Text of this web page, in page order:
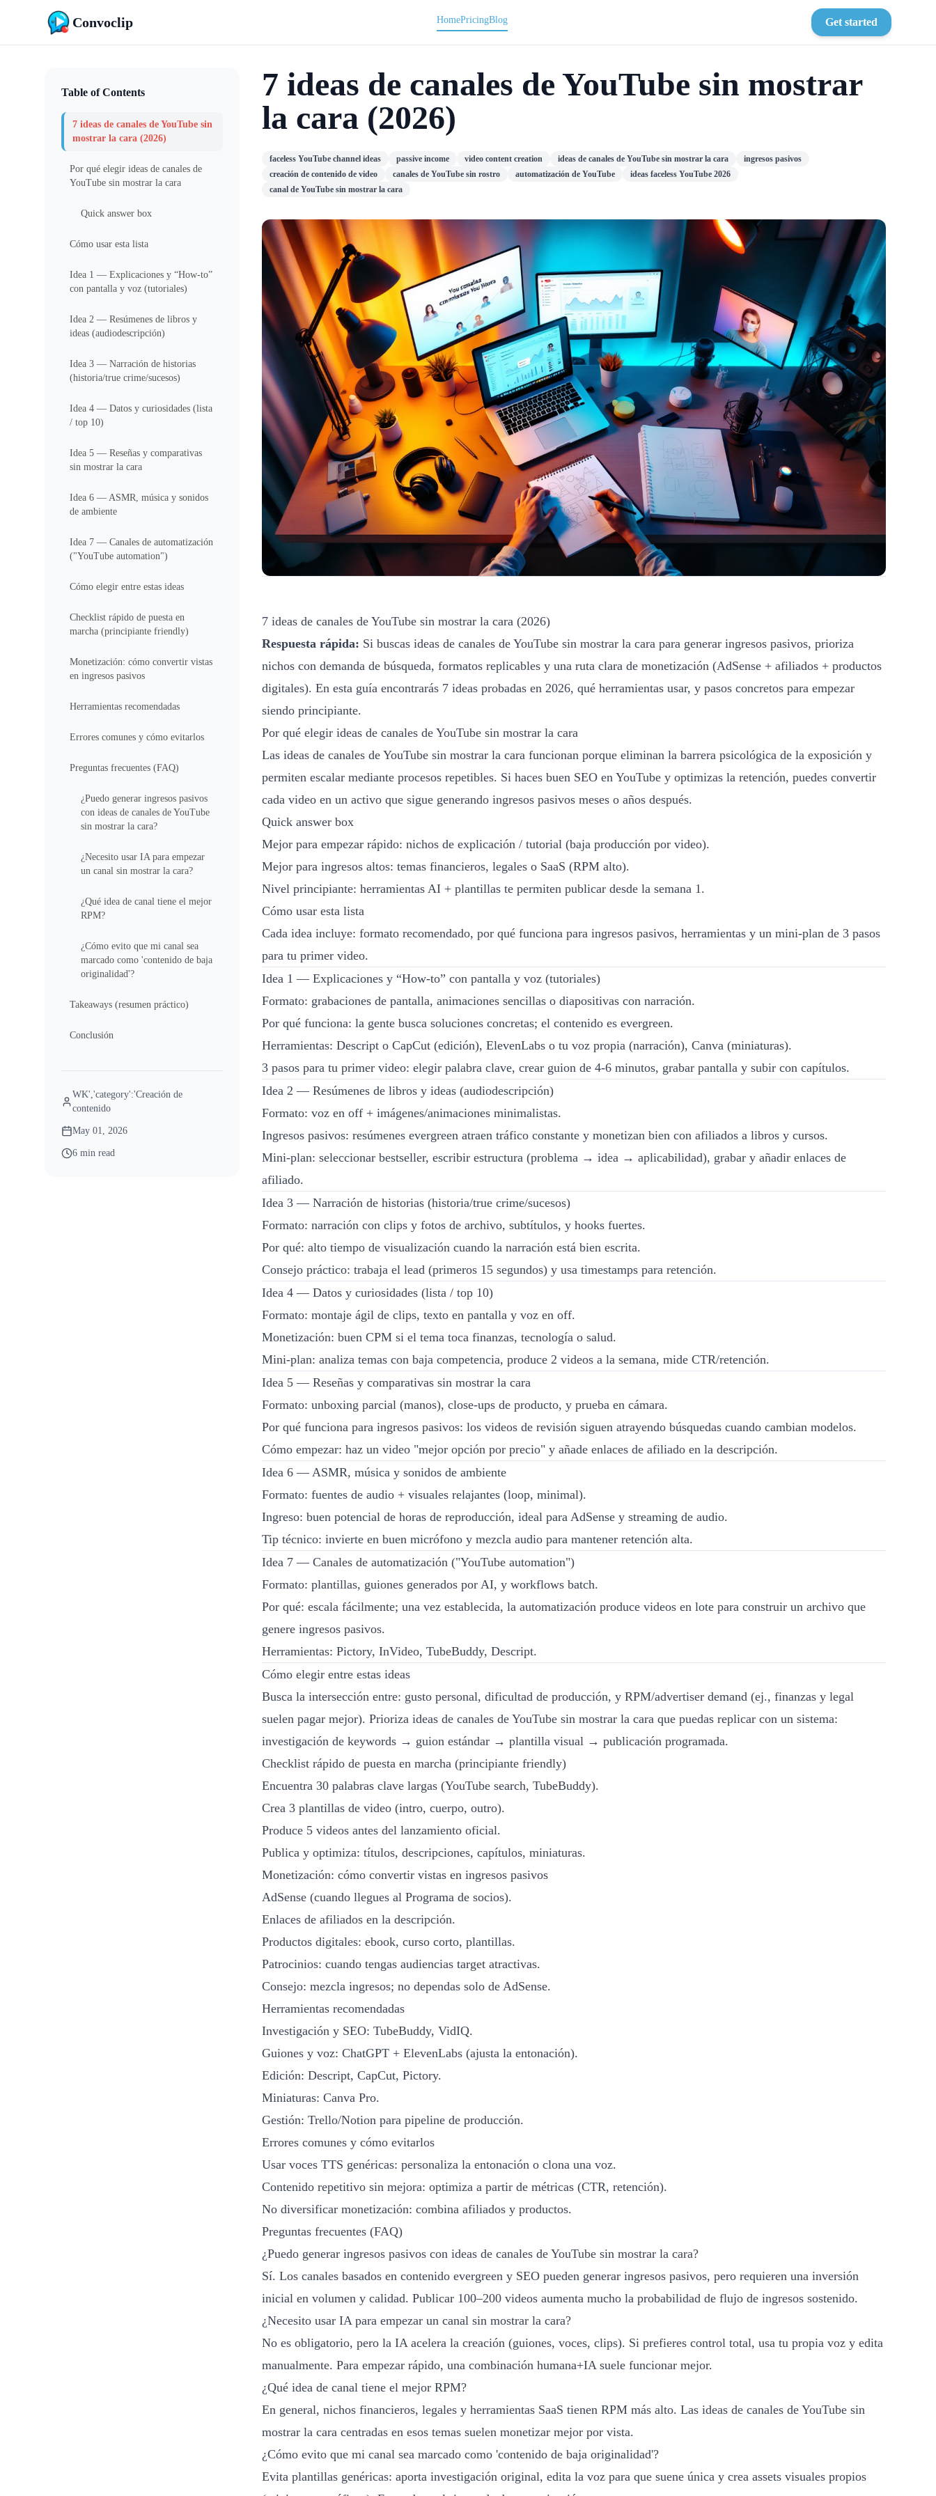
Convoclip HomePricingBlog Get started
Table of Contents
7 ideas de canales de YouTube sin
mostrar la cara (2026)
Por qué elegir ideas de canales de
YouTube sin mostrar la cara
Quick answer box
Cómo usar esta lista
Idea 1 — Explicaciones y “How-to”
con pantalla y voz (tutoriales)
Idea 2 — Resúmenes de libros y
ideas (audiodescripción)
Idea 3 — Narración de historias
(historia/true crime/sucesos)
Idea 4 — Datos y curiosidades (lista
/ top 10)
Idea 5 — Reseñas y comparativas
sin mostrar la cara
Idea 6 — ASMR, música y sonidos
de ambiente
Idea 7 — Canales de automatización
("YouTube automation")
Cómo elegir entre estas ideas
Checklist rápido de puesta en
marcha (principiante friendly)
Monetización: cómo convertir vistas
en ingresos pasivos
Herramientas recomendadas
Errores comunes y cómo evitarlos
Preguntas frecuentes (FAQ)
¿Puedo generar ingresos pasivos
con ideas de canales de YouTube
sin mostrar la cara?
¿Necesito usar IA para empezar
un canal sin mostrar la cara?
¿Qué idea de canal tiene el mejor
RPM?
¿Cómo evito que mi canal sea
marcado como 'contenido de baja
originalidad'?
Takeaways (resumen práctico)
Conclusión
WK','category':'Creación de
contenido
May 01, 2026
6 min read
7 ideas de canales de YouTube sin mostrar
la cara (2026)
faceless YouTube channel ideas passive income video content creation ideas de canales de YouTube sin mostrar la cara
ingresos pasivos
creación de contenido de video
canales de YouTube sin rostro automatización de YouTube
ideas faceless YouTube 2026
canal de YouTube sin mostrar la cara
7 ideas de canales de YouTube sin mostrar la cara (2026)
Respuesta rápida: Si buscas ideas de canales de YouTube sin mostrar la cara para generar ingresos pasivos, prioriza
nichos con demanda de búsqueda, formatos replicables y una ruta clara de monetización (AdSense + afiliados + productos
digitales). En esta guía encontrarás 7 ideas probadas en 2026, qué herramientas usar, y pasos concretos para empezar
siendo principiante.
Por qué elegir ideas de canales de YouTube sin mostrar la cara
Las ideas de canales de YouTube sin mostrar la cara funcionan porque eliminan la barrera psicológica de la exposición y
permiten escalar mediante procesos repetibles. Si haces buen SEO en YouTube y optimizas la retención, puedes convertir
cada video en un activo que sigue generando ingresos pasivos meses o años después.
Quick answer box
Mejor para empezar rápido: nichos de explicación / tutorial (baja producción por video).
Mejor para ingresos altos: temas financieros, legales o SaaS (RPM alto).
Nivel principiante: herramientas AI + plantillas te permiten publicar desde la semana 1.
Cómo usar esta lista
Cada idea incluye: formato recomendado, por qué funciona para ingresos pasivos, herramientas y un mini-plan de 3 pasos
para tu primer video.
Idea 1 — Explicaciones y “How-to” con pantalla y voz (tutoriales)
Formato: grabaciones de pantalla, animaciones sencillas o diapositivas con narración.
Por qué funciona: la gente busca soluciones concretas; el contenido es evergreen.
Herramientas: Descript o CapCut (edición), ElevenLabs o tu voz propia (narración), Canva (miniaturas).
3 pasos para tu primer video: elegir palabra clave, crear guion de 4-6 minutos, grabar pantalla y subir con capítulos.
Idea 2 — Resúmenes de libros y ideas (audiodescripción)
Formato: voz en off + imágenes/animaciones minimalistas.
Ingresos pasivos: resúmenes evergreen atraen tráfico constante y monetizan bien con afiliados a libros y cursos.
Mini-plan: seleccionar bestseller, escribir estructura (problema → idea → aplicabilidad), grabar y añadir enlaces de
afiliado.
Idea 3 — Narración de historias (historia/true crime/sucesos)
Formato: narración con clips y fotos de archivo, subtítulos, y hooks fuertes.
Por qué: alto tiempo de visualización cuando la narración está bien escrita.
Consejo práctico: trabaja el lead (primeros 15 segundos) y usa timestamps para retención.
Idea 4 — Datos y curiosidades (lista / top 10)
Formato: montaje ágil de clips, texto en pantalla y voz en off.
Monetización: buen CPM si el tema toca finanzas, tecnología o salud.
Mini-plan: analiza temas con baja competencia, produce 2 videos a la semana, mide CTR/retención.
Idea 5 — Reseñas y comparativas sin mostrar la cara
Formato: unboxing parcial (manos), close-ups de producto, y prueba en cámara.
Por qué funciona para ingresos pasivos: los videos de revisión siguen atrayendo búsquedas cuando cambian modelos.
Cómo empezar: haz un video "mejor opción por precio" y añade enlaces de afiliado en la descripción.
Idea 6 — ASMR, música y sonidos de ambiente
Formato: fuentes de audio + visuales relajantes (loop, minimal).
Ingreso: buen potencial de horas de reproducción, ideal para AdSense y streaming de audio.
Tip técnico: invierte en buen micrófono y mezcla audio para mantener retención alta.
Idea 7 — Canales de automatización ("YouTube automation")
Formato: plantillas, guiones generados por AI, y workflows batch.
Por qué: escala fácilmente; una vez establecida, la automatización produce videos en lote para construir un archivo que
genere ingresos pasivos.
Herramientas: Pictory, InVideo, TubeBuddy, Descript.
Cómo elegir entre estas ideas
Busca la intersección entre: gusto personal, dificultad de producción, y RPM/advertiser demand (ej., finanzas y legal
suelen pagar mejor). Prioriza ideas de canales de YouTube sin mostrar la cara que puedas replicar con un sistema:
investigación de keywords → guion estándar → plantilla visual → publicación programada.
Checklist rápido de puesta en marcha (principiante friendly)
Encuentra 30 palabras clave largas (YouTube search, TubeBuddy).
Crea 3 plantillas de video (intro, cuerpo, outro).
Produce 5 videos antes del lanzamiento oficial.
Publica y optimiza: títulos, descripciones, capítulos, miniaturas.
Monetización: cómo convertir vistas en ingresos pasivos
AdSense (cuando llegues al Programa de socios).
Enlaces de afiliados en la descripción.
Productos digitales: ebook, curso corto, plantillas.
Patrocinios: cuando tengas audiencias target atractivas.
Consejo: mezcla ingresos; no dependas solo de AdSense.
Herramientas recomendadas
Investigación y SEO: TubeBuddy, VidIQ.
Guiones y voz: ChatGPT + ElevenLabs (ajusta la entonación).
Edición: Descript, CapCut, Pictory.
Miniaturas: Canva Pro.
Gestión: Trello/Notion para pipeline de producción.
Errores comunes y cómo evitarlos
Usar voces TTS genéricas: personaliza la entonación o clona una voz.
Contenido repetitivo sin mejora: optimiza a partir de métricas (CTR, retención).
No diversificar monetización: combina afiliados y productos.
Preguntas frecuentes (FAQ)
¿Puedo generar ingresos pasivos con ideas de canales de YouTube sin mostrar la cara?
Sí. Los canales basados en contenido evergreen y SEO pueden generar ingresos pasivos, pero requieren una inversión
inicial en volumen y calidad. Publicar 100–200 videos aumenta mucho la probabilidad de flujo de ingresos sostenido.
¿Necesito usar IA para empezar un canal sin mostrar la cara?
No es obligatorio, pero la IA acelera la creación (guiones, voces, clips). Si prefieres control total, usa tu propia voz y edita
manualmente. Para empezar rápido, una combinación humana+IA suele funcionar mejor.
¿Qué idea de canal tiene el mejor RPM?
En general, nichos financieros, legales y herramientas SaaS tienen RPM más alto. Las ideas de canales de YouTube sin
mostrar la cara centradas en esos temas suelen monetizar mejor por vista.
¿Cómo evito que mi canal sea marcado como 'contenido de baja originalidad'?
Evita plantillas genéricas: aporta investigación original, edita la voz para que suene única y crea assets visuales propios